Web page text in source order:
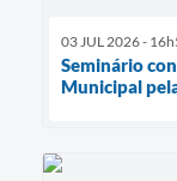
03 JUL 2026 -
Seminário
Municipal